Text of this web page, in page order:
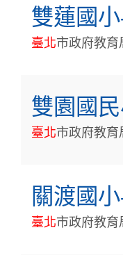
雙蓮國
臺北市政府教育
雙園國
臺北市政府教育
關渡國
臺北市政府教育